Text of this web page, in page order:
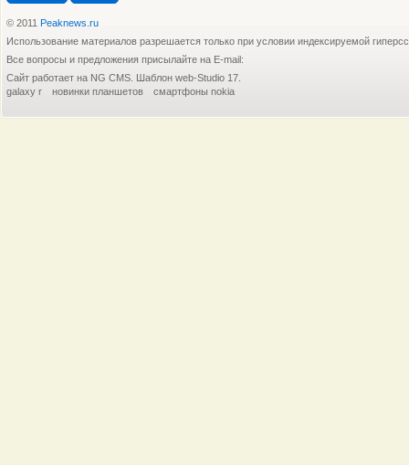
Планшетом Samsung Galaxy Tab 10.1 были
© 2011 Peaknews.ru
Использование материалов разрешается только при условии индексируемой
Все вопросы и предложения присылайте на E-mail:
Сайт работает на NG CMS. Шаблон web-Studio 17.
galaxy r
новинки планшетов смартфоны nokia